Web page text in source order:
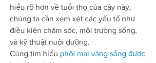
hiểu rõ hơn về tuổi thọ của cây này,
chúng ta cần xem xét các yếu tố như
điều kiện chăm sóc, môi trường sống,
và kỹ thuật nuôi dưỡng.
Cùng tìm hiểu phôi mai vàng sống được